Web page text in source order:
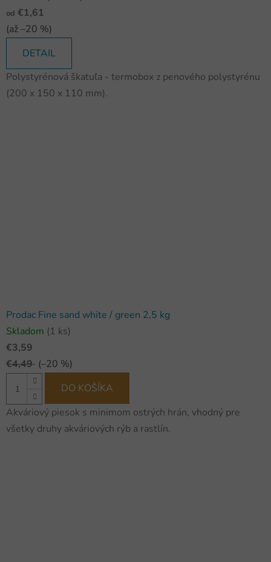
od €1,61
(až –20 %)
DETAIL
Polystyrénová škatuľa - termobox z penového polystyrénu
(200 x 150 x 110 mm).
Prodac Fine sand white / green 2,5 kg
Skladom (1 ks)
€3,59
€4,49 (–20 %)
DO KOŠÍKA
Akváriový piesok s minimom ostrých hrán, vhodný pre
všetky druhy akváriových rýb a rastlín.